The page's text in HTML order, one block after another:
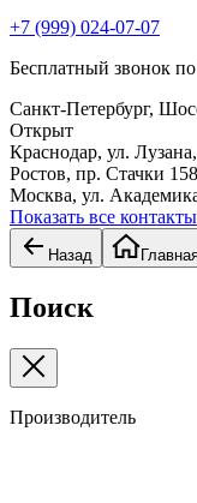
+7 (999) 024-07-07
Бесплатный звонок
Санкт-Петербург,
Открыт
Краснодар, ул.
Ростов, пр. Стачки 158
Москва, ул.
Показать все контакты
Назад
Поиск
Производитель